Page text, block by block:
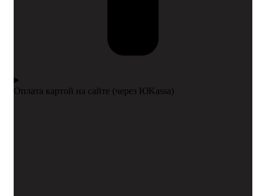
Оплата картой на сайте (через ЮKassa)